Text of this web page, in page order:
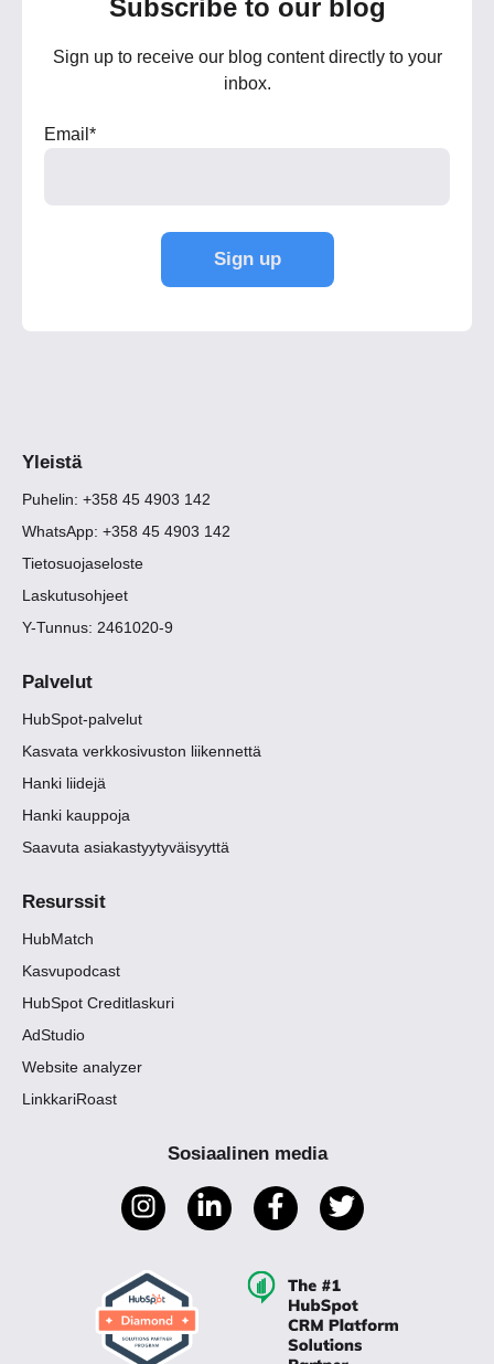
Subscribe to our blog
Sign up to receive our blog content directly to your
inbox.
Email *
Yleistä
Puhelin: +358 45 4903 142
WhatsApp: +358 45 4903 142
Tietosuojaseloste
Laskutusohjeet
Y-Tunnus: 2461020-9
Palvelut
HubSpot-palvelut
Kasvata verkkosivuston liikennettä
Hanki liidejä
Hanki kauppoja
Saavuta asiakastyytyväisyyttä
Resurssit
HubMatch
Kasvupodcast
HubSpot Creditlaskuri
AdStudio
Website analyzer
LinkkariRoast
Sosiaalinen media